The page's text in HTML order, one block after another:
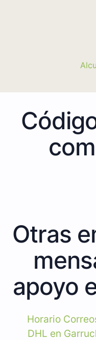
Otras
apoyo
Horario
DHL en